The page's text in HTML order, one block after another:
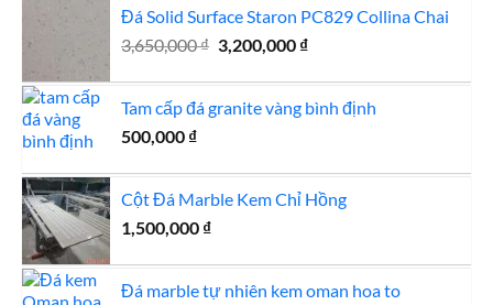
2,800,000 ₫.là:
2,750,000 ₫.
Đá Solid Surface Staron PC829 Collina Chai
3,650,000₫ Giá
3,650,000 ₫.
3,200,000 ₫Giá
là:
Tam cấp đá granite vàng bình định
500,000 ₫
Cột Đá Marble Kem Chỉ Hồng
1,500,000 ₫
Đá marble tự nhiên kem oman hoa to